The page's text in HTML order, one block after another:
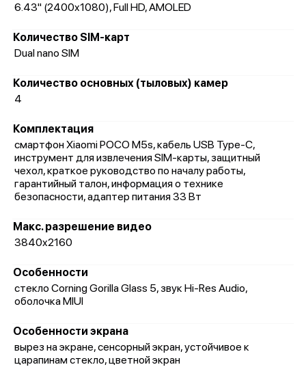
6.43" (2400x1080), Full HD, AMOLED
Количество SIM-карт
Dual nano SIM
Количество основных (тыловых) камер
4
Комплектация
смартфон Xiaomi POCO M5s, кабель USB Type-C,
инструмент для извлечения SIM-карты, защитный
чехол, краткое руководство по началу работы,
гарантийный талон, информация о технике
безопасности, адаптер питания 33 Вт
Макс. разрешение видео
3840x2160
Особенности
стекло Corning Gorilla Glass 5, звук Hi-Res Audio,
оболочка MIUI
Особенности экрана
вырез на экране, сенсорный экран, устойчивое к
царапинам стекло, цветной экран